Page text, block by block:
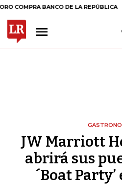
BANCO DE LA REPÚBLICA $
JW Marriott
abrirá sus
´Boat